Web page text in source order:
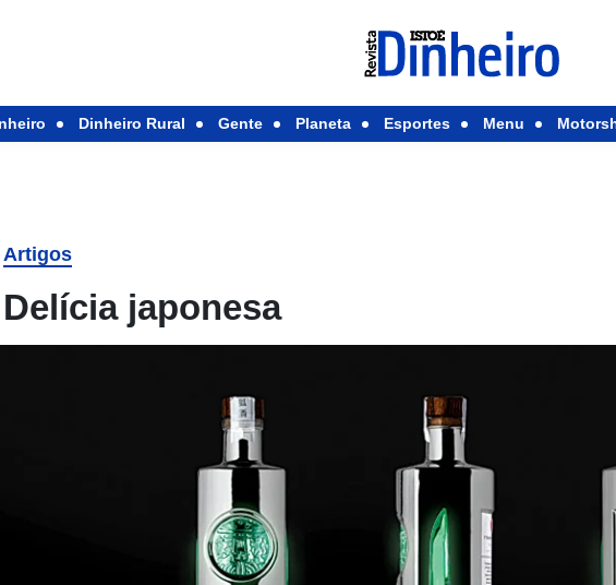
Dinheiro Rural Gente Planeta Esportes Menu
Artigos
Delícia japonesa